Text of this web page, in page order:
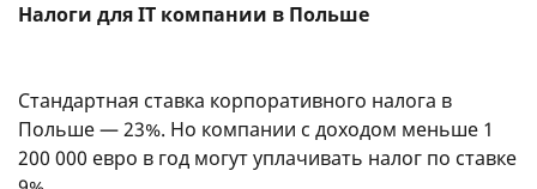
Налоги для IT компании в Польше
Стандартная ставка корпоративного налога в
Польше — 23%. Но компании с доходом меньше 1
200 000 евро в год могут уплачивать налог по ставке